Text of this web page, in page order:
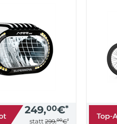
249,00€*
statt 299,00€*